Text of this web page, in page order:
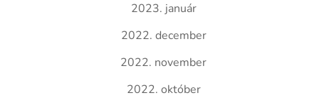
2023. január
2022. december
2022. november
2022. október